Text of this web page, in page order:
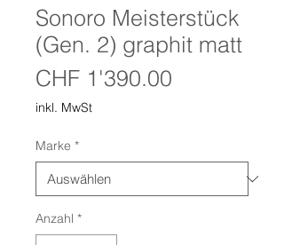
Sonoro Meisterstück
(Gen. 2) graphit matt
CHF 1'390.00
inkl. MwSt
Marke *
Anzahl *